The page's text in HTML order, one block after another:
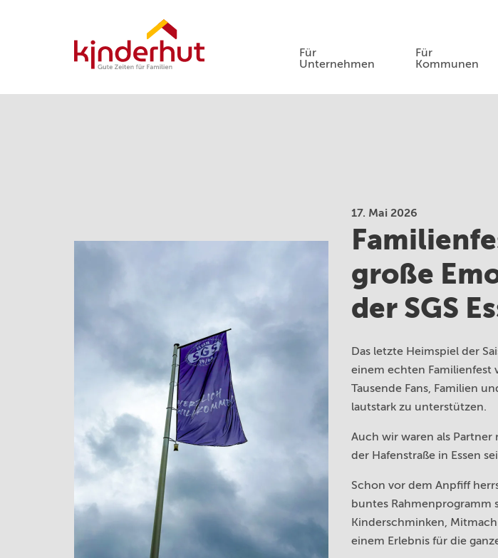
Für
Unternehmen
Für
Kommunen
17. Mai 2026
große
der SGS
Das letzte Heimspiel der
einem echten Familienfest
Tausende Fans, Familien
lautstark zu unterstützen.
Auch wir waren als
der Hafenstraße in Essen
Schon vor dem Anpfiff
buntes Rahmenprogramm
Kinderschminken,
einem Erlebnis für die